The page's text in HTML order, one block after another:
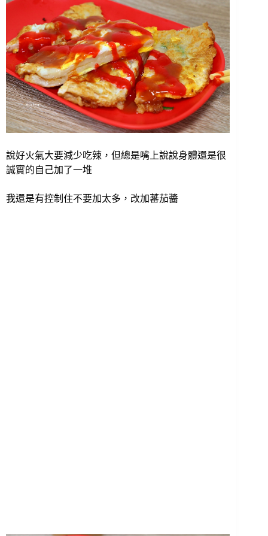
說好火氣大要減少吃辣，但總是嘴上說說身體還是很
誠實的自己加了一堆
我還是有控制住不要加太多，改加蕃茄醬